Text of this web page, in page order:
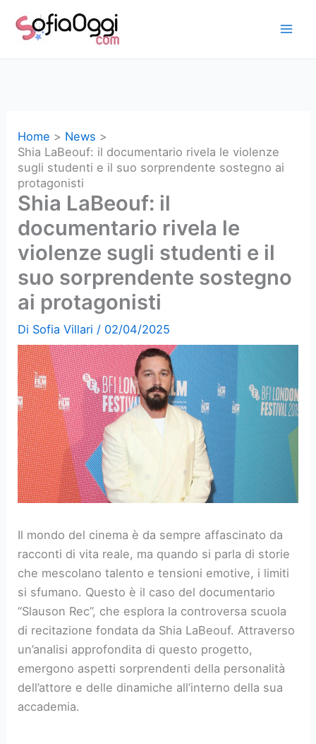
Home
News
Shia LaBeouf: il documentario rivela le violenze
sugli studenti e il suo sorprendente sostegno ai
protagonisti
Shia LaBeouf: il
documentario rivela le
violenze sugli studenti e il
suo sorprendente sostegno
ai protagonisti
Di Sofia Villari / 02/04/2025
Il mondo del cinema è da sempre affascinato da
racconti di vita reale, ma quando si parla di storie
che mescolano talento e tensioni emotive, i limiti
si sfumano. Questo è il caso del documentario
“Slauson Rec”, che esplora la controversa scuola
di recitazione fondata da Shia LaBeouf. Attraverso
un’analisi approfondita di questo progetto,
emergono aspetti sorprendenti della personalità
dell’attore e delle dinamiche all’interno della sua
accademia.